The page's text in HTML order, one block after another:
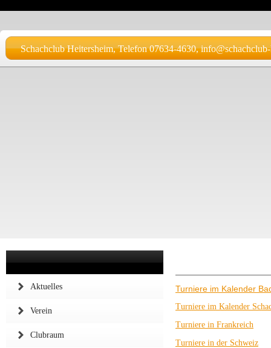
Schachclub Heitersheim, Telefon 07634-4630,
Aktuelles
Verein
Clubraum
Turniere im Kalender
Turniere im Kalender
Turniere in Frankreich
Turniere in der Schweiz